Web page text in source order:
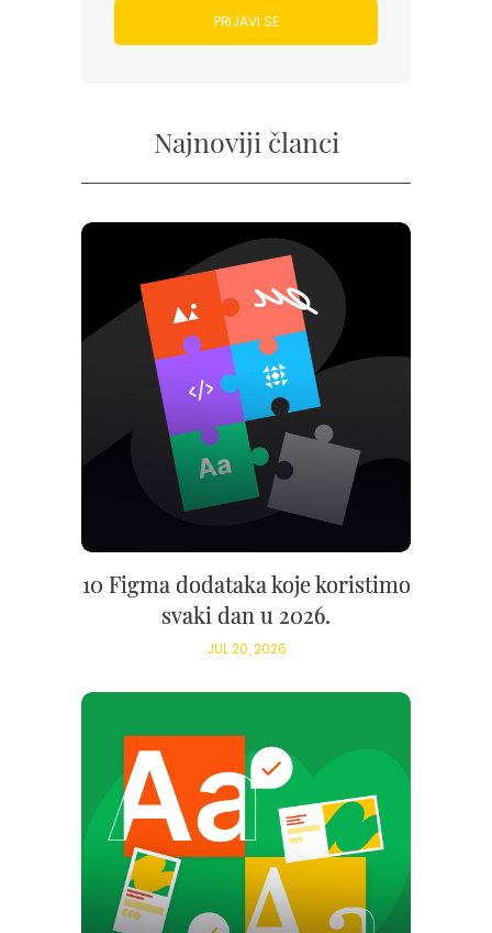
PRIJAVI SE
Najnoviji članci
10 Figma dodataka koje koristimo
svaki dan u 2026.
JUL 20, 2026